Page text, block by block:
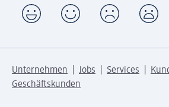
Unternehmen Jobs Services
Geschäftskunden